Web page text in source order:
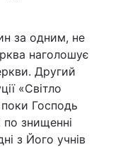
за одним, не
наголошує
Другий
«Світло
Господь
по знищенні
з Його учнів